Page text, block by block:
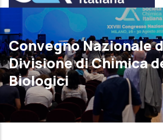
Convegno Nazionale
Divisione di Chimica
Biologici